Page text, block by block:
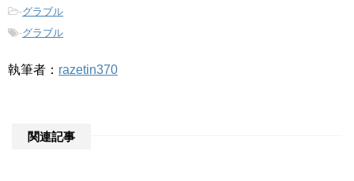
-グラブル
-グラブル
執筆者： razetin370
関連記事